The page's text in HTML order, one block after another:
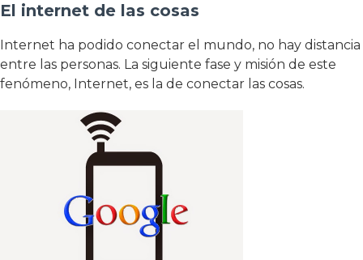
El internet de las cosas
Internet ha podido conectar el mundo, no hay distancia
entre las personas. La siguiente fase y misión de este
fenómeno, Internet, es la de conectar las cosas.